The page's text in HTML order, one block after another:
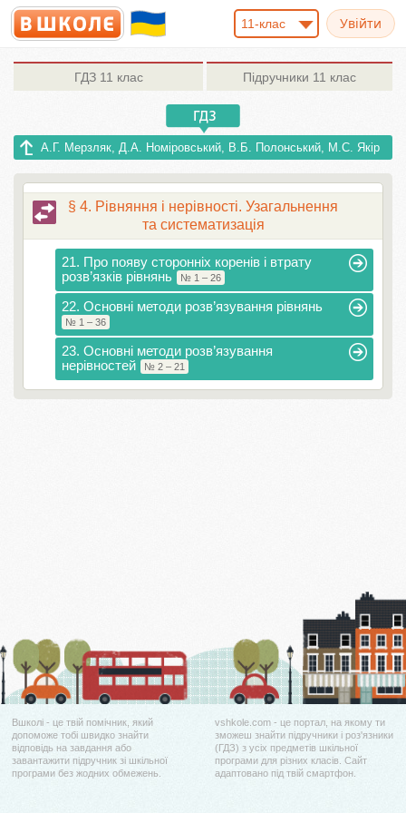
11-клас
ГДЗ11 клас Підручники 11 клас
А.Г. Мерзляк, Д.А. Номіровський, В.Б. Полонський, М.С. Якір
§ 4. Рівняння і нерівності. Узагальнення
та систематизація
21. Про появу сторонніх коренів і втрату
розв’язків рівнянь
№ 1 – 26
22. Основні методи розв’язування рівнянь
№ 1 – 36
23. Основні методи розв’язування
нерівностей
№ 2 – 21
Вшколі - це твій помічник, який
допоможе тобі швидко знайти
відповідь на завдання або
завантажити підручник зі шкільної
програми без жодних обмежень.
vshkole.com - це портал, на якому ти
зможеш знайти підручники і роз'язники
(ГДЗ) з усіх предметів шкільної
програми для різних класів. Сайт
адаптовано під твій смартфон.